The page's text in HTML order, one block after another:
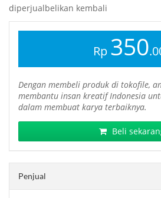
diperjualbelikan kembali
Rp 350
Dengan membeli produk di tokofile,
membantu insan kreatif Indonesia
dalam membuat karya terbaiknya.
Beli
Penjual